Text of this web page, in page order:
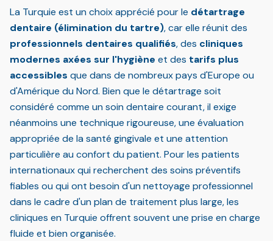
La Turquie est un choix apprécié pour le détartrage
dentaire (élimination du tartre), car elle réunit des
professionnels dentaires qualifiés, des cliniques
modernes axées sur l'hygiène et des tarifs plus
accessibles que dans de nombreux pays d'Europe ou
d'Amérique du Nord. Bien que le détartrage soit
considéré comme un soin dentaire courant, il exige
néanmoins une technique rigoureuse, une évaluation
appropriée de la santé gingivale et une attention
particulière au confort du patient. Pour les patients
internationaux qui recherchent des soins préventifs
fiables ou qui ont besoin d'un nettoyage professionnel
dans le cadre d'un plan de traitement plus large, les
cliniques en Turquie offrent souvent une prise en charge
fluide et bien organisée.